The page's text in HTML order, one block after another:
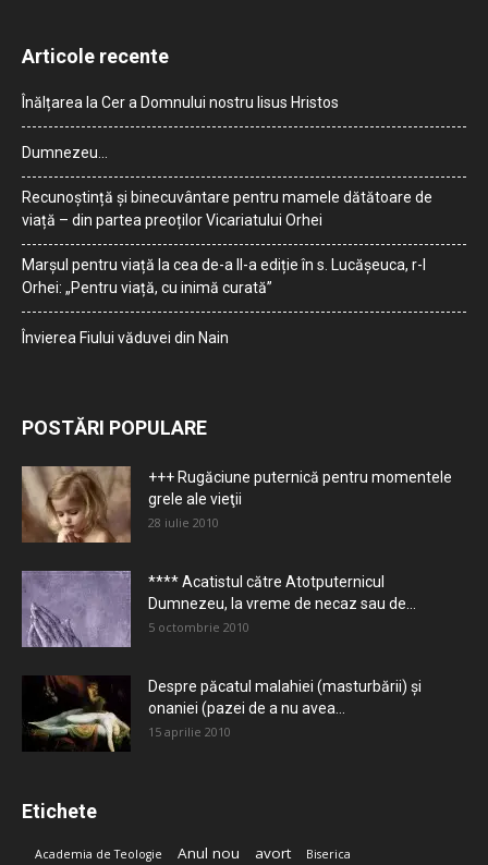
Articole recente
Înălțarea la Cer a Domnului nostru Iisus Hristos
Dumnezeu…
Recunoștință și binecuvântare pentru mamele dătătoare de
viață – din partea preoților Vicariatului Orhei
Marșul pentru viață la cea de-a II-a ediție în s. Lucășeuca, r-l
Orhei: „Pentru viață, cu inimă curată”
Învierea Fiului văduvei din Nain
POSTĂRI POPULARE
+++ Rugăciune puternică pentru momentele
grele ale vieţii
28 iulie 2010
**** Acatistul către Atotputernicul
Dumnezeu, la vreme de necaz sau de...
5 octombrie 2010
Despre păcatul malahiei (masturbării) şi
onaniei (pazei de a nu avea...
15 aprilie 2010
Etichete
Academia de Teologie Anul nou avort Biserica